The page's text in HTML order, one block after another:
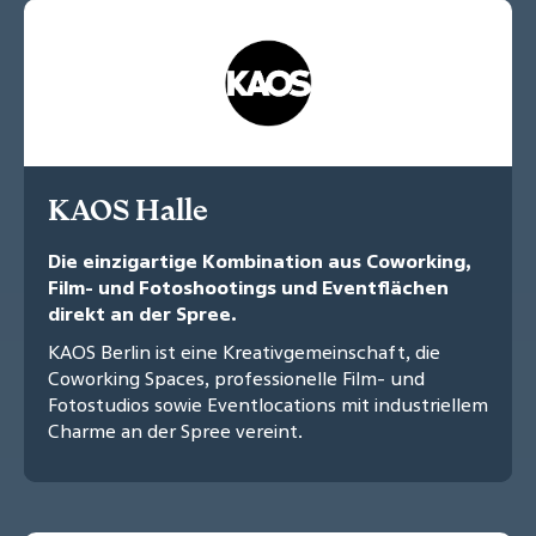
KAOS Halle
Die einzigartige Kombination aus Coworking,
Film- und Fotoshootings und Eventflächen
direkt an der Spree.
KAOS Berlin ist eine Kreativgemeinschaft, die
Coworking Spaces, professionelle Film- und
Fotostudios sowie Eventlocations mit industriellem
Charme an der Spree vereint.